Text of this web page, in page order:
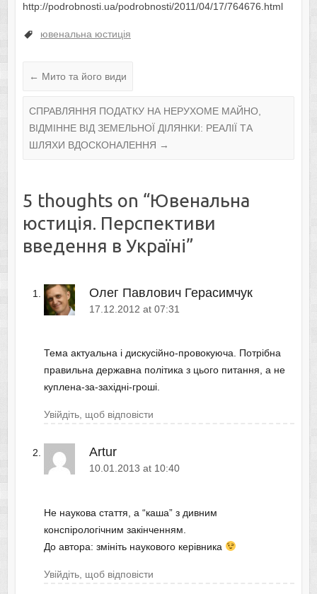
http://podrobnosti.ua/podrobnosti/2011/04/17/764676.html
ювенальна юстиція
← Мито та його види
СПРАВЛЯННЯ ПОДАТКУ НА НЕРУХОМЕ МАЙНО,
ВІДМІННЕ ВІД ЗЕМЕЛЬНОЇ ДІЛЯНКИ: РЕАЛІЇ ТА
ШЛЯХИ ВДОСКОНАЛЕННЯ →
5 thoughts on “Ювенальна
юстиція. Перспективи
введення в Україні”
Олег Павлович Герасимчук
17.12.2012 at 07:31
Тема актуальна і дискусійно-провокуюча. Потрібна
правильна державна політика з цього питання, а не
куплена-за-західні-гроші.
Увійдіть, щоб відповісти
Artur
10.01.2013 at 10:40
Не наукова стаття, а “каша” з дивним
конспірологічним закінченням.
До автора: змініть наукового керівника
Увійдіть, щоб відповісти